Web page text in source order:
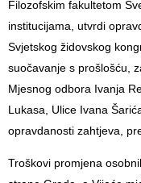
Filozofskim fakultetom
institucijama, utvrdi
Svjetskog židovskog
suočavanje s prošlošću,
Mjesnog odbora Ivanja
Lukasa, Ulice Ivana
opravdanosti zahtjeva,
Troškovi promjena